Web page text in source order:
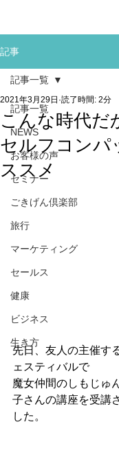
記事
記事一覧
NEWS
お客様の声
セミナー
ごきげん倶楽部
旅行
マーケティング
セールス
健康
ビジネス
生き方
記事一覧
こんな時代だ
セルフコンパ
ススメ
2021年3月29日 読了時間: 2分
先日、友人の主催す
ェスティバルで
魔女仲間のしもじゅ
子さんの講座を受講
した。